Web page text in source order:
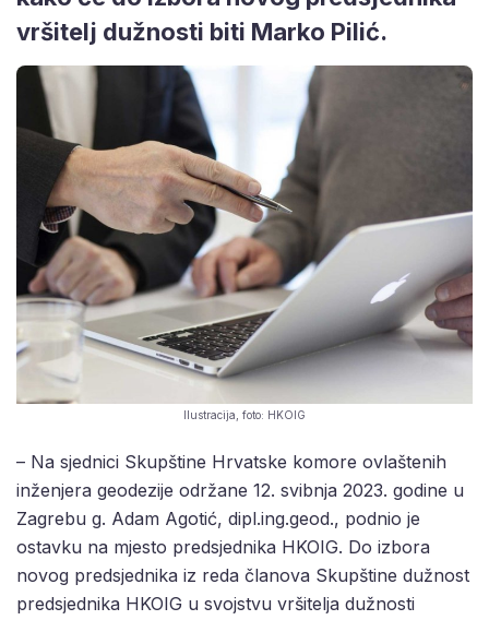
vršitelj dužnosti biti Marko Pilić.
Ilustracija, foto: HKOIG
– Na sjednici Skupštine Hrvatske komore ovlaštenih
inženjera geodezije održane 12. svibnja 2023. godine u
Zagrebu g. Adam Agotić, dipl.ing.geod., podnio je
ostavku na mjesto predsjednika HKOIG. Do izbora
novog predsjednika iz reda članova Skupštine dužnost
predsjednika HKOIG u svojstvu vršitelja dužnosti